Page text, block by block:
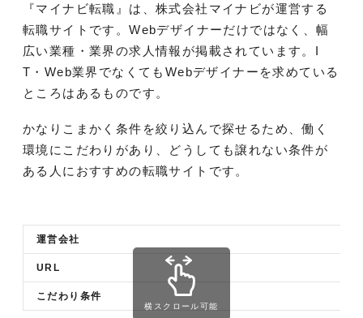
『マイナビ転職』は、株式会社マイナビが運営する
転職サイトです。Webデザイナーだけではなく、幅
広い業種・業界の求人情報が掲載されています。I
T・Web業界でなくてもWebデザイナーを求めている
ところはあるものです。
かなりこまかく条件を絞り込んで探せるため、働く
環境にこだわりがあり、どうしても譲れない条件が
ある人におすすめの転職サイトです。
運営会社
URL
こだわり条件
横スクロール可能